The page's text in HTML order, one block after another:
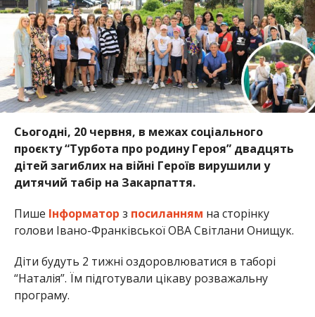
Сьогодні, 20 червня, в межах соціального
проєкту “Турбота про родину Героя” двадцять
дітей загиблих на війні Героїв вирушили у
дитячий табір на Закарпаття.
Пише Інформатор з посиланням на сторінку
голови Івано-Франківської ОВА Світлани Онищук.
Діти будуть 2 тижні оздоровлюватися в таборі
“Наталія”. Їм підготували цікаву розважальну
програму.